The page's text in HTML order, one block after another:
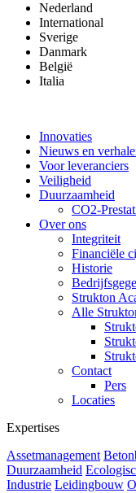
Nederland
International
Sverige
Danmark
België
Italia
Innovaties
Nieuws en
Voor leveranciers
Veiligheid
Duurzaamheid
CO2-
Over ons
Integriteit
Financiële
Historie
Strukton
Alle
Contact
Pers
Locaties
Expertises
Assetmanagement
Duurzaamheid
Industrie Leidingbouw